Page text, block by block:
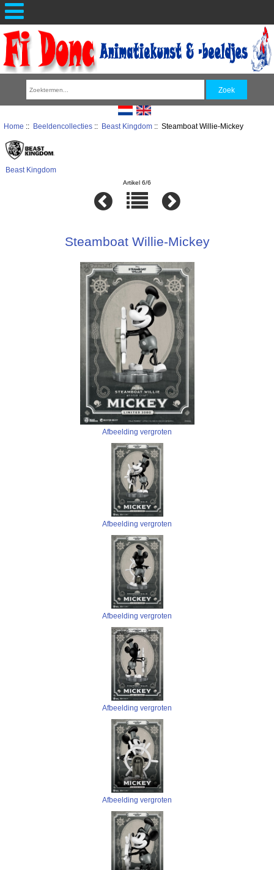
Home :: Beeldencollecties:: Beast Kingdom:: Steamboat Willie-Mickey
Beast Kingdom
Artikel 6/6
Steamboat Willie-Mickey
Afbeelding vergroten
Afbeelding vergroten
Afbeelding vergroten
Afbeelding vergroten
Afbeelding vergroten